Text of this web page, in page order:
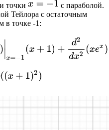
точки
с параболой.
Тейлора с остаточным
в точке -1: